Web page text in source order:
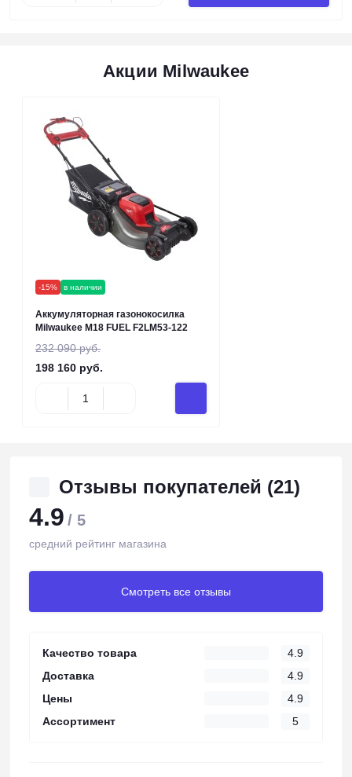
Акции Milwaukee
-15% в наличии
Аккумуляторная газонокосилка
Milwaukee M18 FUEL F2LM53-122
232 090 руб.
198 160 руб.
Отзывы покупателей (21)
4.9 / 5
средний рейтинг магазина
Смотреть все отзывы
Качество товара
4.9
Доставка
4.9
Цены
4.9
Ассортимент
5